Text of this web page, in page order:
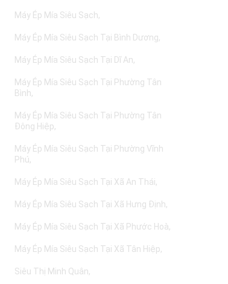
Máy Ép Mía Siêu Sạch
Máy Ép Mía Siêu Sạch Tại Bình Dương
Máy Ép Mía Siêu Sạch Tại Dĩ An
Máy Ép Mía Siêu Sạch Tại Phường Tân
Bình
Máy Ép Mía Siêu Sạch Tại Phường Tân
Đông Hiệp
Máy Ép Mía Siêu Sạch Tại Phường Vĩnh
Phú
Máy Ép Mía Siêu Sạch Tại Xã An Thái
Máy Ép Mía Siêu Sạch Tại Xã Hưng Định
Máy Ép Mía Siêu Sạch Tại Xã Phước Hoà
Máy Ép Mía Siêu Sạch Tại Xã Tân Hiệp
Siêu Thị Minh Quân